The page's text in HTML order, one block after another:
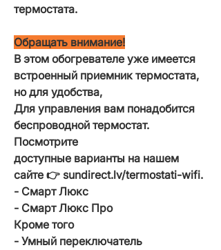
термостата.
Обращать внимание!
В этом обогревателе уже имеется
встроенный приемник термостата,
но для удобства,
Для управления вам понадобится
беспроводной термостат.
Посмотрите
доступные варианты на нашем
сайте 👉 sundirect.lv/termostati-wifi.
- Смарт Люкс
- Смарт Люкс Про
Кроме того
- Умный переключатель